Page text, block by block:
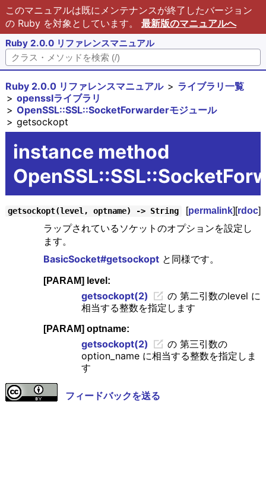
このマニュアルは既にメンテナンスが終了したバージョン
の Ruby を対象としています。 最新版のマニュアルへ
Ruby 2.0.0 リファレンスマニュアル
Ruby 2.0.0 リファレンスマニュアル
ライブラリ一覧
opensslライブラリ
OpenSSL::SSL::SocketForwarderモジュール
getsockopt
instance method
getsockopt(level, optname) -> String [permalink][rdoc]
ラップされているソケットのオプションを設定し
ます。
BasicSocket#getsockoptと同様です。
[PARAM] level:
getsockopt(2)
の 第二引数のlevel に
相当する整数を指定します
[PARAM] optname:
getsockopt(2)
の 第三引数の
option_name に相当する整数を指定しま
す
フィードバックを送る